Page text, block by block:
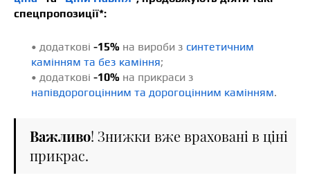
спецпропозиції*:
• додаткові -15% на вироби з синтетичним
камінням та без каміння;
• додаткові -10% на прикраси з
напівдорогоцінним та дорогоцінним камінням.
Важливо! Знижки вже враховані в ціні
прикрас.